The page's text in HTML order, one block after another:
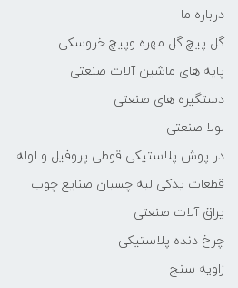
درباره ما
گل پیچ گل مهره وپیچ خروسکی
پایه های ماشین آلات صنعتی
دستگیره های صنعتی
لولا صنعتی
در پوش پلاستیکی قوطی پروفیل و لوله
قطعات یدکی لبه چسبان صنایع چوب
یراق آلات صنعتی
چرخ دنده پلاستیکی
زاویه سنج